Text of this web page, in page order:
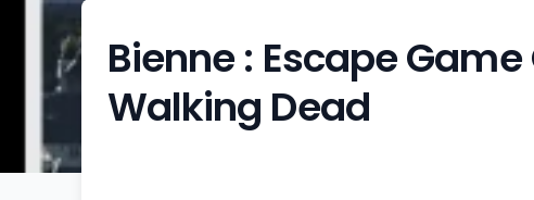
Bienne : Escape
Walking Dead